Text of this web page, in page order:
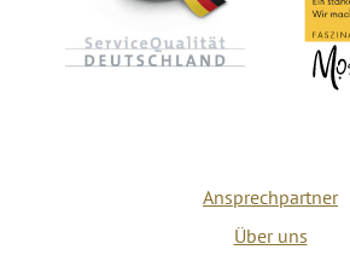
Ansprechpartner
Über uns